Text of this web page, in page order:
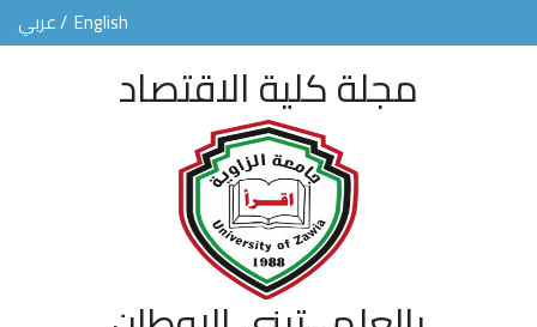
English / عربي
مجلة كلية الاقتصاد